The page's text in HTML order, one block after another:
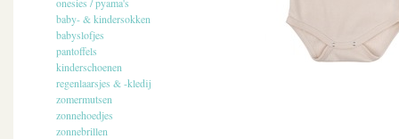
baby- & kindersokken
babyslofjes
pantoffels
kinderschoenen
regenlaarsjes & -kledij
zomermutsen
zonnehoedjes
zonnebrillen